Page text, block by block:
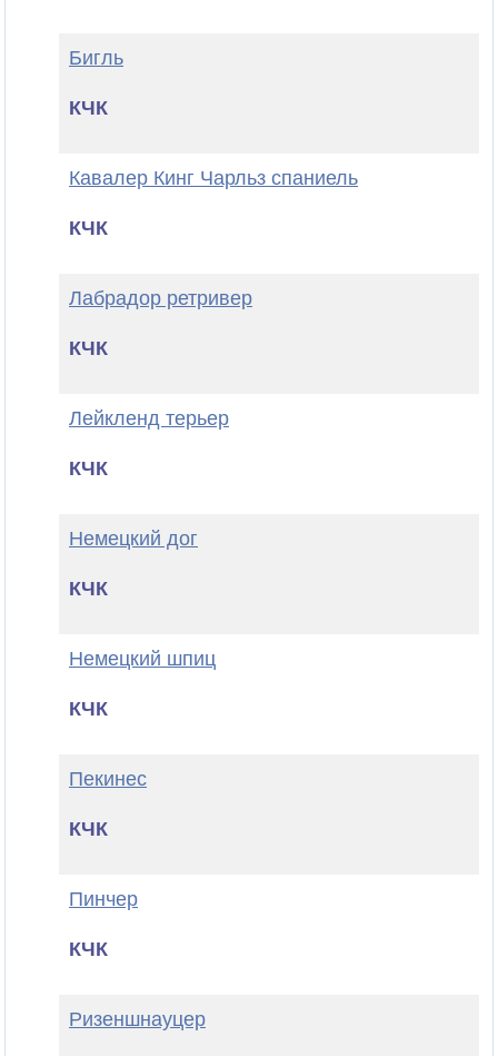
Бигль
КЧК
Кавалер Кинг Чарльз спаниель
КЧК
Лабрадор ретривер
КЧК
Лейкленд терьер
КЧК
Немецкий дог
КЧК
Немецкий шпиц
КЧК
Пекинес
КЧК
Пинчер
КЧК
Ризеншнауцер